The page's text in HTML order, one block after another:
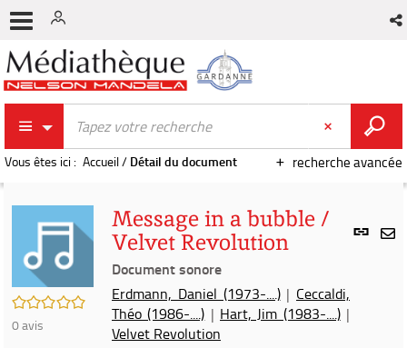
recherche avancée
Vous êtes ici : Accueil/ Détail du document
Lien
/5
0avis
Message in a bubble /
Velvet Revolution
Document sonore
Erdmann, Daniel (1973-....)| Ceccaldi,
Théo (1986-....) | Hart, Jim (1983-....)|
Velvet Revolution